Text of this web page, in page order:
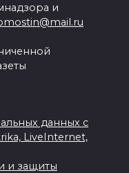
и
данных с
LiveInternet,
и защиты